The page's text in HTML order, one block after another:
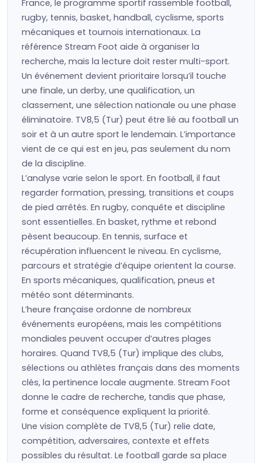
France, le programme sportif rassemble football,
rugby, tennis, basket, handball, cyclisme, sports
mécaniques et tournois internationaux. La
référence Stream Foot aide à organiser la
recherche, mais la lecture doit rester multi-sport.
Un événement devient prioritaire lorsqu’il touche
une finale, un derby, une qualification, un
classement, une sélection nationale ou une phase
éliminatoire. TV8,5 (Tur) peut être lié au football un
soir et à un autre sport le lendemain. L’importance
vient de ce qui est en jeu, pas seulement du nom
de la discipline.
L’analyse varie selon le sport. En football, il faut
regarder formation, pressing, transitions et coups
de pied arrêtés. En rugby, conquête et discipline
sont essentielles. En basket, rythme et rebond
pèsent beaucoup. En tennis, surface et
récupération influencent le niveau. En cyclisme,
parcours et stratégie d’équipe orientent la course.
En sports mécaniques, qualification, pneus et
météo sont déterminants.
L’heure française ordonne de nombreux
événements européens, mais les compétitions
mondiales peuvent occuper d’autres plages
horaires. Quand TV8,5 (Tur) implique des clubs,
sélections ou athlètes français dans des moments
clés, la pertinence locale augmente. Stream Foot
donne le cadre de recherche, tandis que phase,
forme et conséquence expliquent la priorité.
Une vision complète de TV8,5 (Tur) relie date,
compétition, adversaires, contexte et effets
possibles du résultat. Le football garde sa place